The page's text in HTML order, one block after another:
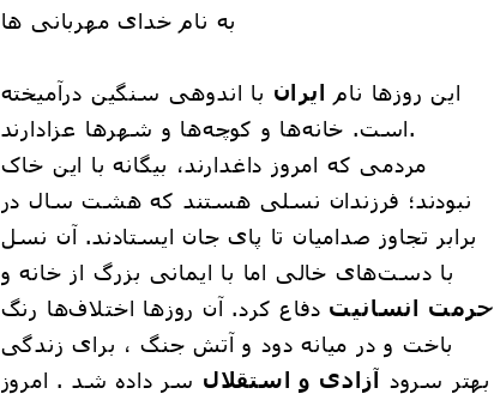
به نام خدای مهربانی ها
این روزها نام ایران با اندوهی سنگین درآمیخته
است. خانه‌ها و کوچه‌ها و شهرها عزادارند.
مردمی که امروز داغدارند، بیگانه با این خاک
نبودند؛ فرزندان نسلی هستند که هشت سال در
برابر تجاوز صدامیان تا پای جان ایستادند. آن نسل
با دست‌های خالی اما با ایمانی بزرگ از خانه و
حرمت انسانیت دفاع کرد. آن روزها اختلاف‌ها رنگ
باخت و در میانه دود و آتش جنگ ، برای زندگی
بهتر سرود آزادی و استقلال سر داده شد . امروز